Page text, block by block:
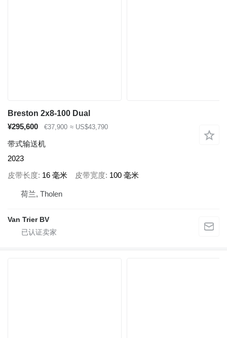
Breston 2x8-100 Dual
¥295,600
€37,900 ≈ US$43,790
带式输送机
2023
皮带长度 16 毫米 皮带宽度 100 毫米
荷兰, Tholen
Van Trier BV